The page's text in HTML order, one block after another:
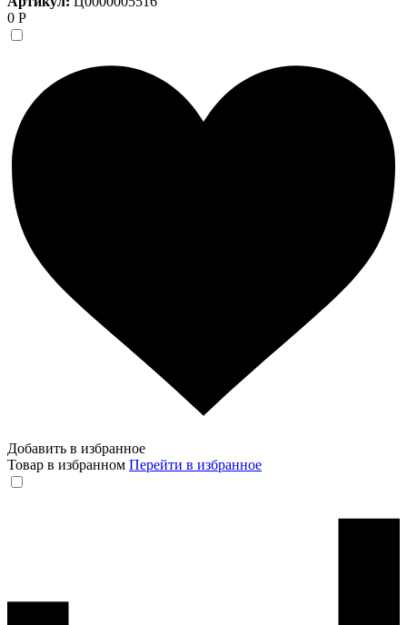
0 Р
Добавить в избранное
Товар в избранном Перейти в избранное